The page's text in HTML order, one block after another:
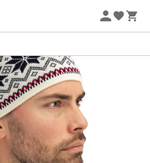
dès 2 produits* code Summer5
-5% Extra - Code Summer5